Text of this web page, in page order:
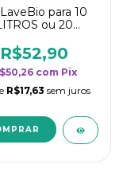
para 10
ou 20
rendimento da
- Neutro
R$52,90
com Pix
R$17,63 sem juros